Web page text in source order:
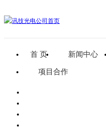
首 页 新闻中心
项目合作